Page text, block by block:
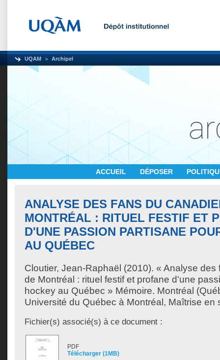
UQAM Archipel
ACCUEIL DÉPOSER
ANALYSE DES FANS DU
MONTRÉAL : RITUEL FESTIF ET
D'UNE PASSION PARTISANE
AU QUÉBEC
Cloutier, Jean-Raphaël (2010). « Analyse
de Montréal : rituel festif et profane d'une
hockey au Québec » Mémoire. Montréal
Université du Québec à Montréal, Maîtrise en
Fichier(s) associé(s) à ce document :
PDF
Télécharger (1MB)